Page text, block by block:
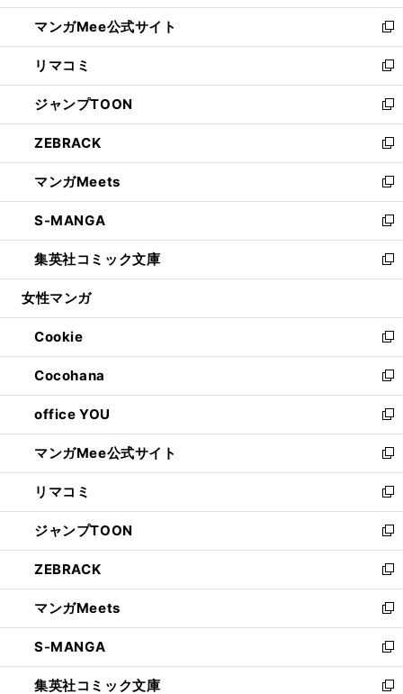
開
く
ン
ド
ウ
で
開
く
ウ
ィ
ン
ド
ウ
で
開
く
し
い
ウ
ィ
ン
ド
ウ
で
開
く
マンガMee公式サイト
新
し
い
ウ
ィ
ン
ド
ウ
で
開
く
リマコミ
新
し
い
ウ
ィ
ン
ド
ウ
で
開
く
ジャンプTOON
新
し
い
ウ
ィ
ン
ド
ウ
で
開
ZEBRACK
新
し
い
ウ
ィ
ン
ド
ウ
開
く
マンガMeets
新
し
い
ウ
ィ
ン
ウ
で
開
く
S-MANGA
新
し
い
ウ
ン
ド
ウ
で
開
く
集英社コミック文庫
新
し
ウ
ィ
ン
ド
ウ
で
開
く
女性マンガ
Cookie
新
し
い
ウ
ィ
ン
ド
ウ
で
開
く
Cocohana
新
し
い
ウ
ィ
ン
ド
ウ
で
開
く
office YOU
新
し
い
ウ
ィ
ン
ド
ウ
で
開
く
マンガMee公式サイト
新
し
い
ウ
ィ
ン
ド
ウ
で
開
く
リマコミ
新
し
い
ウ
ィ
ン
ド
ウ
で
開
く
ジャンプTOON
新
し
い
ウ
ィ
ン
ド
ウ
で
ZEBRACK
新
し
い
ウ
ィ
ン
ド
マンガMeets
新
し
い
ウ
ィ
S-MANGA
新
し
い
集英社コミック文庫
新